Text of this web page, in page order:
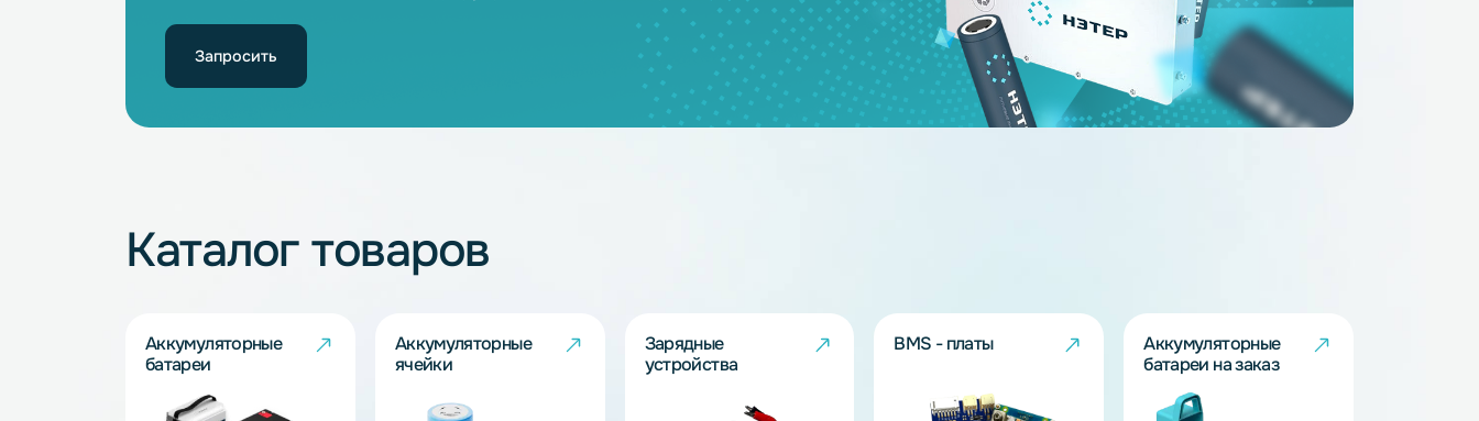
3.7
5 50
3.2
314
3.2
Наши специалисты обязательно подберут решение под Ваш запрос!